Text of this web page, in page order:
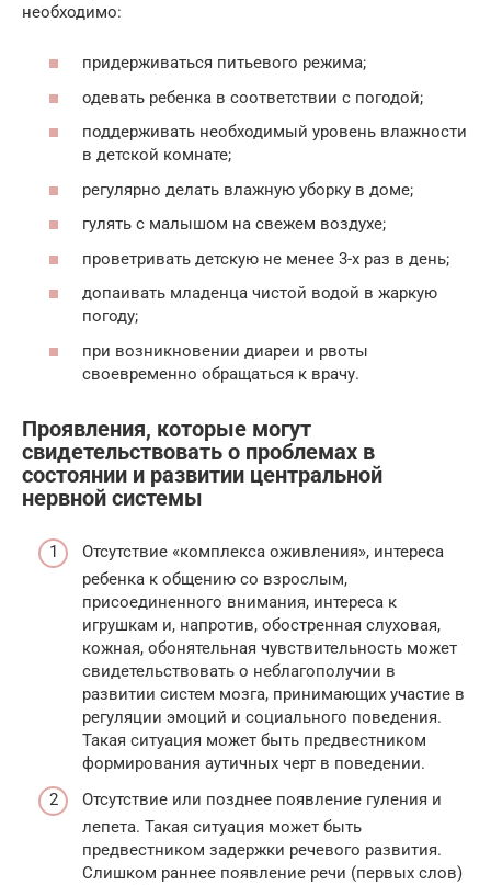
необходимо:
придерживаться питьевого режима;
одевать ребенка в соответствии с погодой;
поддерживать необходимый уровень влажности
в детской комнате;
регулярно делать влажную уборку в доме;
гулять с малышом на свежем воздухе;
проветривать детскую не менее 3-х раз в день;
допаивать младенца чистой водой в жаркую
погоду;
при возникновении диареи и рвоты
своевременно обращаться к врачу.
Проявления, которые могут
свидетельствовать о проблемах в
состоянии и развитии центральной
нервной системы
Отсутствие «комплекса оживления», интереса
ребенка к общению со взрослым,
присоединенного внимания, интереса к
игрушкам и, напротив, обостренная слуховая,
кожная, обонятельная чувствительность может
свидетельствовать о неблагополучии в
развитии систем мозга, принимающих участие в
регуляции эмоций и социального поведения.
Такая ситуация может быть предвестником
формирования аутичных черт в поведении.
Отсутствие или позднее появление гуления и
лепета. Такая ситуация может быть
предвестником задержки речевого развития.
Слишком раннее появление речи (первых слов)